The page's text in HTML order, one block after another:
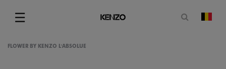
☰
Menu
Ouvrir
FLOWER BY KENZO L'ABSOLUE